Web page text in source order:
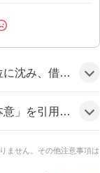
心を集めた可能性がある。
という期待の声も見られた。
ません。その他注意事項は